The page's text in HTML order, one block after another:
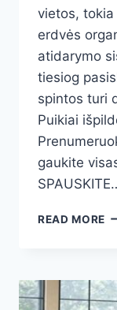
vietos,
erdvės
atidarymo
tiesiog
spintos turi
Puikiai
gaukite
READ MORE